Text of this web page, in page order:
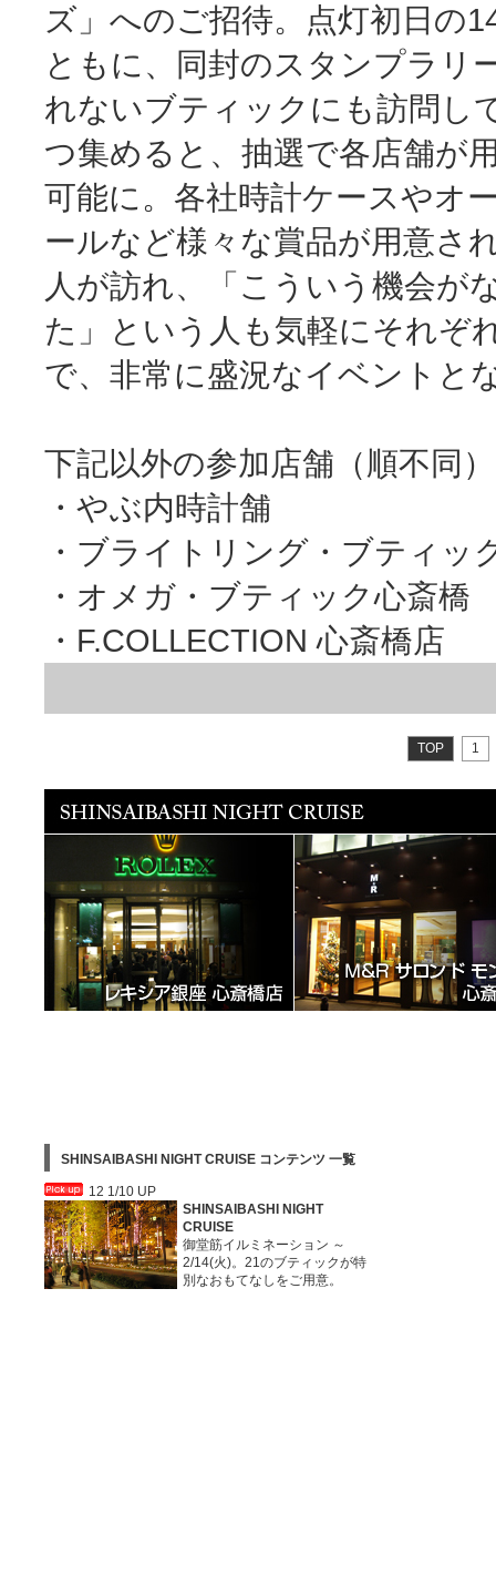
ズ」へのご招待。点灯初日の
ともに、同封のスタンプラリ
れないブティックにも訪問し
つ集めると、抽選で各店舗が
可能に。各社時計ケースやオ
ールなど様々な賞品が用意さ
人が訪れ、「こういう機会が
た」という人も気軽にそれぞ
で、非常に盛況なイベントと
下記以外の参加店舗（順不同
・やぶ内時計舗
・ブライトリング・ブティッ
・オメガ・ブティック心斎
・F.COLLECTION 心斎
TOP 1
SHINSAIBASHI NIGHT CRUISE コンテンツ 一覧
12 1/10 UP
SHINSAIBASHI NIGHT
CRUISE
御堂筋イルミネーション ～
2/14(火)。21のブティックが特
別なおもてなしをご用意。